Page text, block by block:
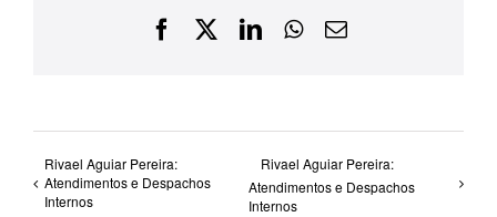
Facebook
X LinkedInWhatsApp
E-
Rivael Aguiar Pereira:
Atendimentos e Despachos
Internos
Rivael Aguiar Pereira:
Atendimentos e Despachos
Internos